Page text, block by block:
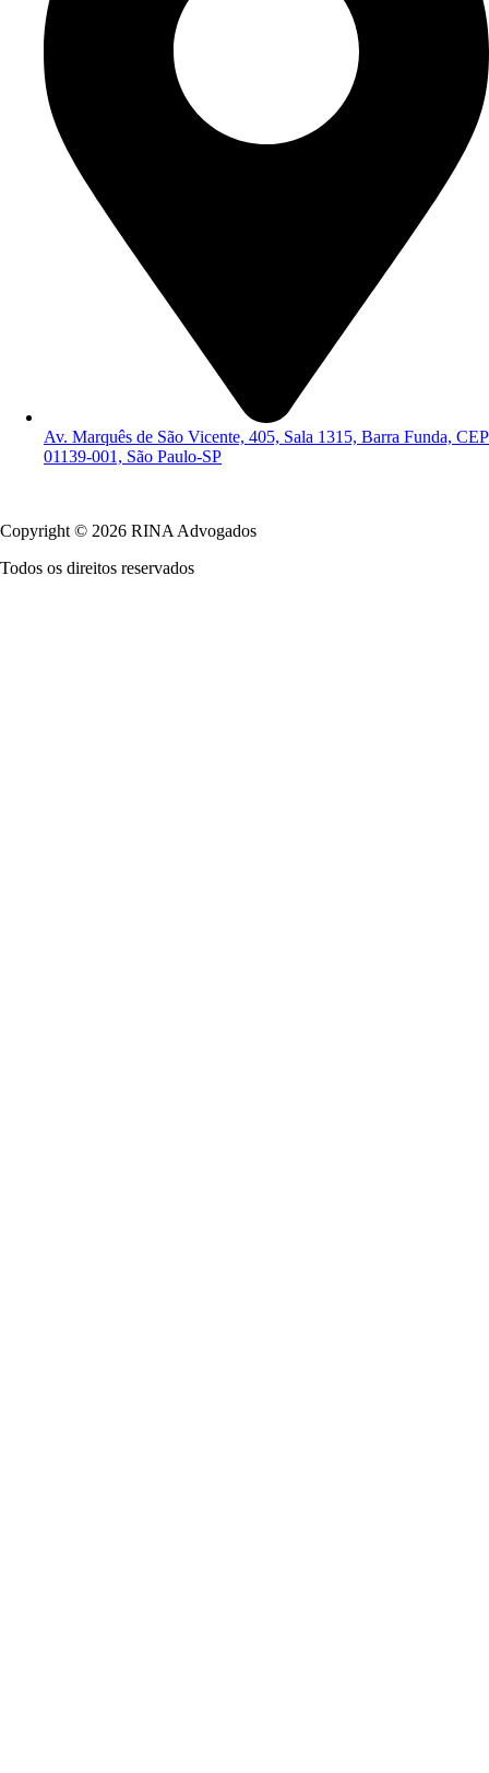
Av. Marquês de São Vicente, 405, Sala 1315, Barra Funda, CEP
01139-001, São Paulo-SP
Copyright © 2026 RINA Advogados
Todos os direitos reservados